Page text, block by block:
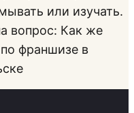
или изучать.
вопрос: Как же
франшизе в